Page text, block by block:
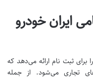
ایران خودرو
ثبت نام ارائه می‌دهد که
تجاری می‌شود. از جمله